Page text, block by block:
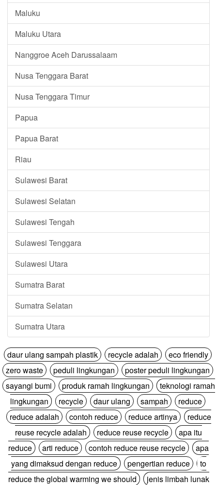
Maluku
Maluku Utara
Nanggroe Aceh Darussalaam
Nusa Tenggara Barat
Nusa Tenggara Timur
Papua
Papua Barat
Riau
Sulawesi Barat
Sulawesi Selatan
Sulawesi Tengah
Sulawesi Tenggara
Sulawesi Utara
Sumatra Barat
Sumatra Selatan
Sumatra Utara
daur ulang sampah plastik recycle adalah
eco friendly
zero waste
peduli lingkungan
poster peduli lingkungan
sayangi bumi
produk ramah lingkungan
teknologi ramah
lingkungan
recycle daur ulang sampah
reduce
reduce adalah
contoh reduce reduce artinya
reduce
reuse recycle adalah
reduce reuse recycle
apa itu
reduce
arti reduce contoh reduce reuse recycle
apa
yang dimaksud dengan reduce
pengertian reduce
to
reduce the global warming we should
jenis limbah lunak